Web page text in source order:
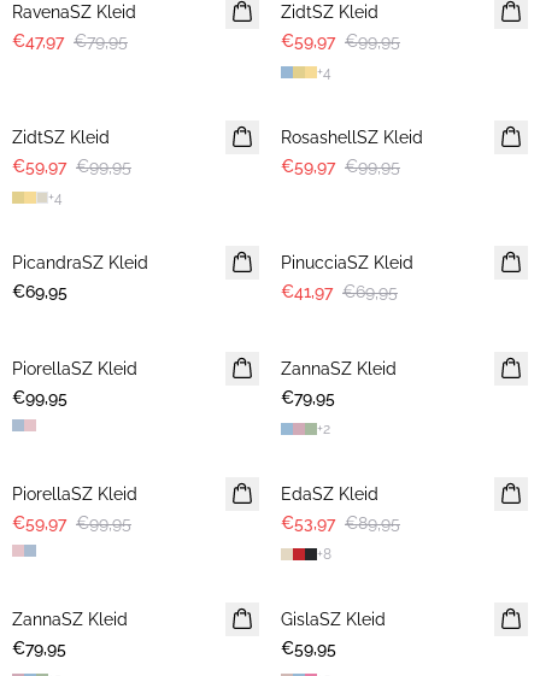
RavenaSZ Kleid
€47,97 €79,95
ZidtSZ Kleid
€59,97 €99,95
+4
ZidtSZ Kleid
€59,97 €99,95
+4
RosashellSZ Kleid
€59,97 €99,95
NEUHEIT
PicandraSZ Kleid
€69,95
PinucciaSZ Kleid
€41,97 €69,95
PiorellaSZ Kleid
€99,95
ZannaSZ Kleid
€79,95
+2
PiorellaSZ Kleid
€59,97 €99,95
EdaSZ Kleid
€53,97 €89,95
+8
ZannaSZ Kleid
€79,95
GislaSZ Kleid
€59,95